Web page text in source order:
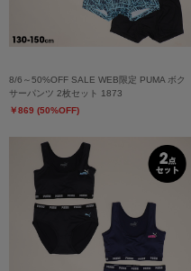
8/6～50%OFF SALE WEB限定 PUMA ボク
サーパンツ 2枚セット 1873
￥869 (50%OFF)